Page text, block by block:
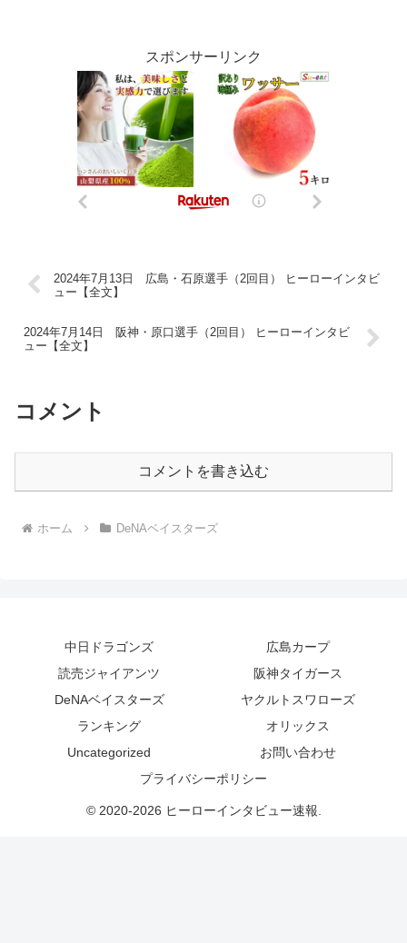
スポンサーリンク
2024年7月13日 広島・石原選手（2回目） ヒーローインタビ
ュー【全文】
2024年7月14日 阪神・原口選手（2回目） ヒーローインタビ
ュー【全文】
コメント
コメントを書き込む
ホーム DeNAベイスターズ
中日ドラゴンズ
広島カープ
読売ジャイアンツ
阪神タイガース
DeNAベイスターズ
ヤクルトスワローズ
ランキング
オリックス
Uncategorized
お問い合わせ
プライバシーポリシー
© 2020-2026 ヒーローインタビュー速報.